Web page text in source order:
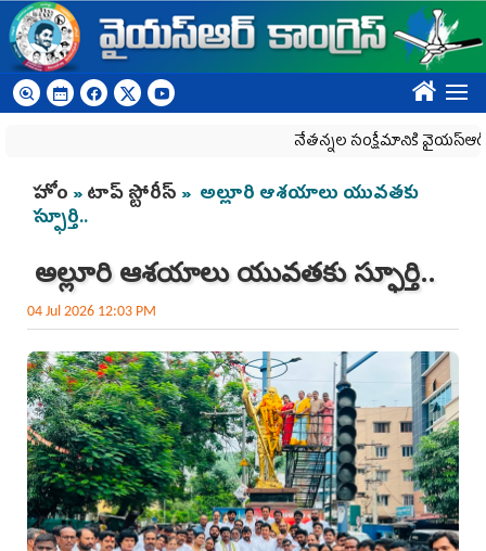
Skip to main content
????
నేతన్నల సంక్షేమానికి వైయ‌స్ఆర్‌సీపీ
You are here
హోం »టాప్ స్టోరీస్ » అల్లూరి ఆశయాలు యువతకు
స్ఫూర్తి..
అల్లూరి ఆశయాలు యువతకు స్ఫూర్తి..
04 Jul 2026 12:03 PM